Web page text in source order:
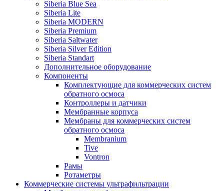
Siberia Blue Sea
Siberia Lite
Siberia MODERN
Siberia Premium
Siberia Saltwater
Siberia Silver Edition
Siberia Standart
Дополнительное оборудование
Компоненты
Комплектующие для коммерческих систем
обратного осмоса
Контроллеры и датчики
Мембранные корпуса
Мембраны для коммерческих систем
обратного осмоса
Membranium
Tive
Vontron
Рамы
Ротаметры
Коммерческие системы ультрафильтрации